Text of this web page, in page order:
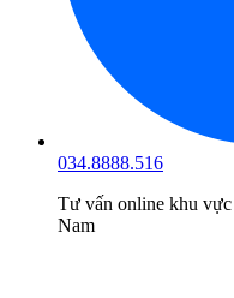
034.8888.516
Tư vấn online khu vực
Nam